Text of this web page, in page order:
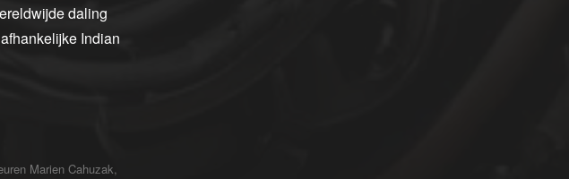
daling
Indian
Marien Cahuzak,